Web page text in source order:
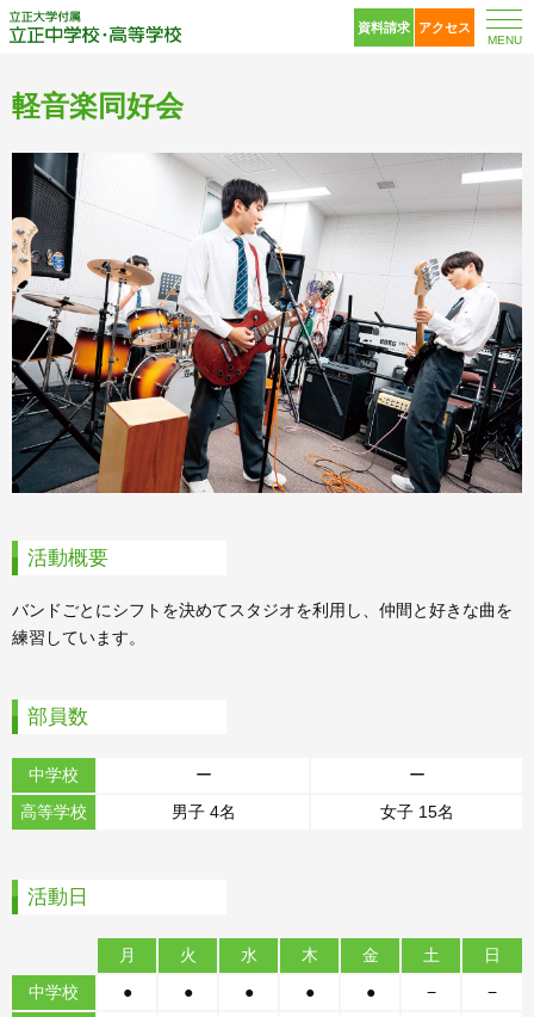
立正大学付属 立正中
資料請求 アクセス
MENU
軽音楽同好会
活動概要
バンドごとにシフトを決めてスタジオを利用し、仲間と好きな曲を
練習しています。
部員数
中学校 ー
ー
高等学校
男子 4名 女子 15名
活動日
月 火 水 木 金 土
日
中学校
● ● ● ● ● −
−